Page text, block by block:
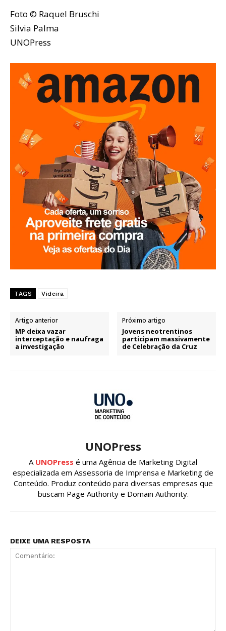
Foto © Raquel Bruschi
Silvia Palma
UNOPress
TAGS Videira
Artigo anterior
MP deixa vazar
interceptação e naufraga
a investigação
Próximo artigo
Jovens neotrentinos
participam massivamente
de Celebração da Cruz
UNOPress
A UNOPress é uma Agência de Marketing Digital
especializada em Assessoria de Imprensa e Marketing de
Conteúdo. Produz conteúdo para diversas empresas que
buscam Page Authority e Domain Authority.
DEIXE UMA RESPOSTA